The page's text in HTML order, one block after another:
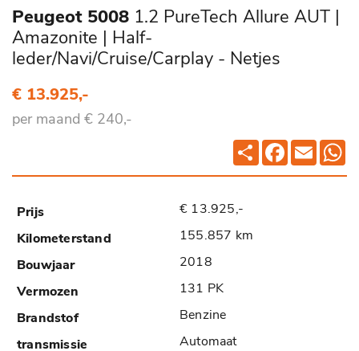
Peugeot 5008 1.2 PureTech Allure AUT |
Amazonite | Half-
leder/Navi/Cruise/Carplay - Netjes
€ 13.925,-
per maand € 240,-
Deel Facebook
Email
€ 13.925,-
155.857 km
2018
131 PK
Benzine
Automaat